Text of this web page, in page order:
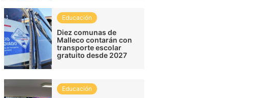
Educación
Diez comunas de
Malleco contarán con
transporte escolar
gratuito desde 2027
Educación